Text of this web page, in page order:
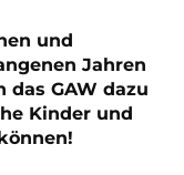
und
Jahren
GAW dazu
Kinder und